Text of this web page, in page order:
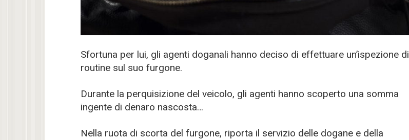
Sfortuna per lui, gli agenti doganali hanno deciso di effettuare un’ispezione di
routine sul suo furgone.
Durante la perquisizione del veicolo, gli agenti hanno scoperto una somma
ingente di denaro nascosta…
Nella ruota di scorta del furgone, riporta il servizio delle dogane e della